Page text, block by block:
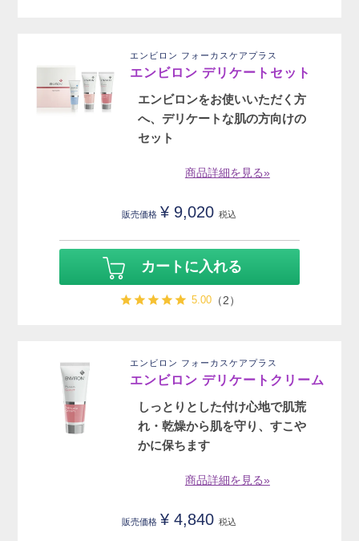
エンビロン フォーカスケアプラス
エンビロン デリケートセット
エンビロンをお使いいただく方
へ、デリケートな肌の方向けの
セット
商品詳細を見る»
販売価格 ¥ 9,020 税込
カートに入れる
5.00（2）
エンビロン フォーカスケアプラス
エンビロン デリケートクリーム
しっとりとした付け心地で肌荒
れ・乾燥から肌を守り、すこや
かに保ちます
商品詳細を見る»
販売価格 ¥ 4,840 税込